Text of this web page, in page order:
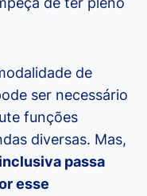
de
ser necessário
funções
diversas. Mas,
passa
esse